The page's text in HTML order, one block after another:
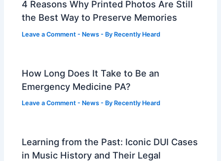
4 Reasons Why Printed Photos Are Still
the Best Way to Preserve Memories
Leave a Comment - News - By Recently Heard
How Long Does It Take to Be an
Emergency Medicine PA?
Leave a Comment - News - By Recently Heard
Learning from the Past: Iconic DUI Cases
in Music History and Their Legal